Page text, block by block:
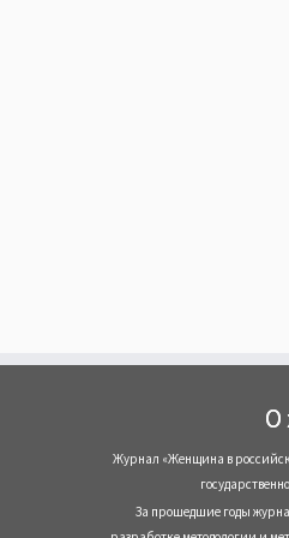
О
Журнал «Женщина в
За прошедшие годы